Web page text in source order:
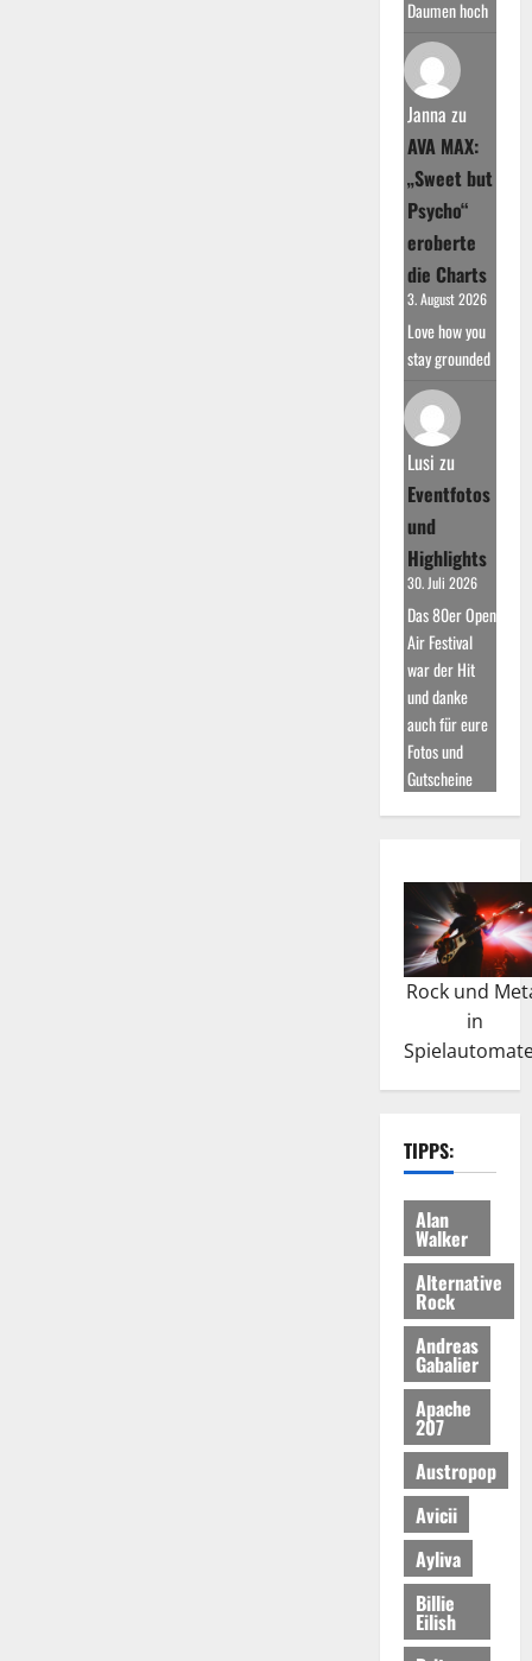
Daumen hoch
Janna zu
AVA MAX:
„Sweet but
Psycho“
eroberte
die Charts
3. August 2026
Love how you
stay grounded
Lusi zu
Eventfotos
und
Highlights
30. Juli 2026
Das 80er Open
Air Festival
war der Hit
und danke
auch für eure
Fotos und
Gutscheine
Rock und
in
TIPPS:
Alan
Walker
Alternative
Rock
Andreas
Gabalier
Apache
207
Austropop
Avicii
Ayliva
Billie
Eilish